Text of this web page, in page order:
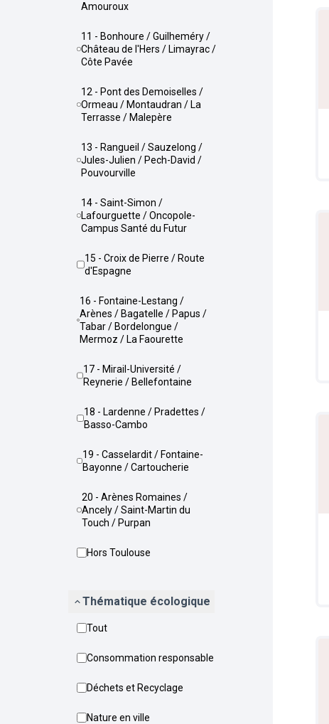
Amouroux
11 - Bonhoure / Guilheméry /
Château de l'Hers / Limayrac /
Côte Pavée
12 - Pont des Demoiselles /
Ormeau / Montaudran / La
Terrasse / Malepère
13 - Rangueil / Sauzelong /
Jules-Julien / Pech-David /
Pouvourville
14 - Saint-Simon /
Lafourguette / Oncopole-
Campus Santé du Futur
15 - Croix de Pierre / Route
d'Espagne
16 - Fontaine-Lestang /
Arènes / Bagatelle / Papus /
Tabar / Bordelongue /
Mermoz / La Faourette
17 - Mirail-Université /
Reynerie / Bellefontaine
18 - Lardenne / Pradettes /
Basso-Cambo
19 - Casselardit / Fontaine-
Bayonne / Cartoucherie
20 - Arènes Romaines /
Ancely / Saint-Martin du
Touch / Purpan
Hors Toulouse
Thématique écologique
Tout
Consommation responsable
Déchets et Recyclage
Nature en ville